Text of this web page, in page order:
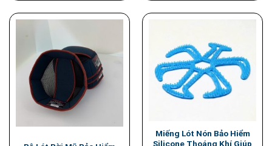
Miếng Lót Nón Bảo Hiểm
Silicone Thoáng Khí Giúp